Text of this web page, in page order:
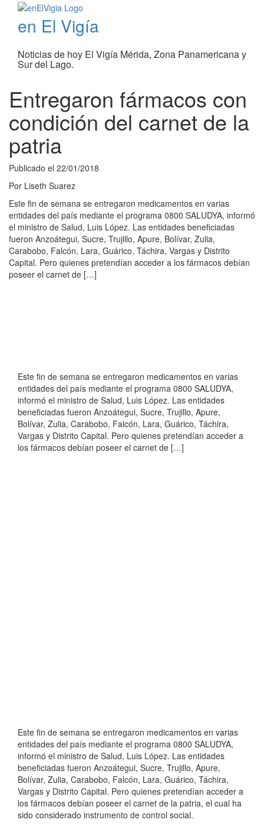
en El Vigía
Noticias de hoy El Vigía Mérida, Zona Panamericana y
Sur del Lago.
Entregaron fármacos con
condición del carnet de la
patria
Publicado el 22/01/2018
Por Liseth Suarez
Este fin de semana se entregaron medicamentos en varias
entidades del país mediante el programa 0800 SALUDYA, informó
el ministro de Salud, Luis López. Las entidades beneficiadas
fueron Anzoátegui, Sucre, Trujillo, Apure, Bolívar, Zulia,
Carabobo, Falcón, Lara, Guárico, Táchira, Vargas y Distrito
Capital. Pero quienes pretendían acceder a los fármacos debían
poseer el carnet de […]
Este fin de semana se entregaron medicamentos en varias
entidades del país mediante el programa 0800 SALUDYA,
informó el ministro de Salud, Luis López. Las entidades
beneficiadas fueron Anzoátegui, Sucre, Trujillo, Apure,
Bolívar, Zulia, Carabobo, Falcón, Lara, Guárico, Táchira,
Vargas y Distrito Capital. Pero quienes pretendían acceder a
los fármacos debían poseer el carnet de […]
Este fin de semana se entregaron medicamentos en varias
entidades del país mediante el programa 0800 SALUDYA,
informó el ministro de Salud, Luis López. Las entidades
beneficiadas fueron Anzoátegui, Sucre, Trujillo, Apure,
Bolívar, Zulia, Carabobo, Falcón, Lara, Guárico, Táchira,
Vargas y Distrito Capital. Pero quienes pretendían acceder a
los fármacos debían poseer el carnet de la patria, el cual ha
sido considerado instrumento de control social.